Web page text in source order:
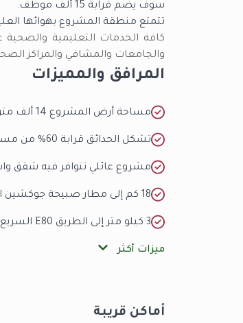
سوف يضم قرابة 15 ألف موظف.
تتمتع منطقة المشروع بهوائها
كافة الخدمات التعليمية
والجامعات والمشافي والمراكز
المرافق والمميزات
مساحة أرض المشروع 14 ألف متر مربع.
تشكل الحدائق قرابة 60% من مساحة أرض المشروع.
مشروع عائلي تتوافر فيه شقق واسعة
18 كم إلى مطار صبيحة جوكشين الدولي.
3 كيلو متر إلى الطريق E80 السريع.
ميزات أكثر
أماكن قريبة